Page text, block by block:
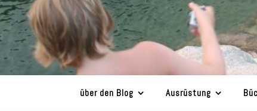
über den Blog Ausrüstung